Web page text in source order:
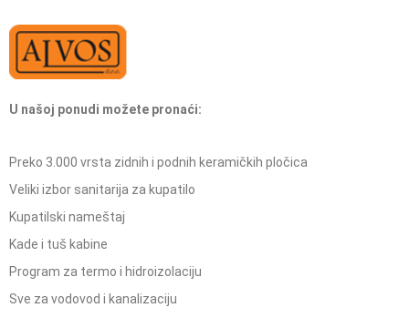
U našoj ponudi možete pronaći:
Preko 3.000 vrsta zidnih i podnih keramičkih pločica
Veliki izbor sanitarija za kupatilo
Kupatilski nameštaj
Kade i tuš kabine
Program za termo i hidroizolaciju
Sve za vodovod i kanalizaciju